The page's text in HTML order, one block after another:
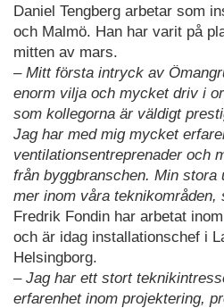
Daniel Tengberg arbetar som
och Malmö. Han har varit på
mitten av mars.
– Mitt första intryck av
enorm vilja och mycket driv i
som kollegorna är väldigt
Jag har med mig mycket
ventilationsentreprenader och
från byggbranschen. Min stora
mer inom våra teknikområden,
Fredrik Fondin har arbetat
och är idag installationschef i
Helsingborg.
– Jag har ett stort
erfarenhet inom projektering,